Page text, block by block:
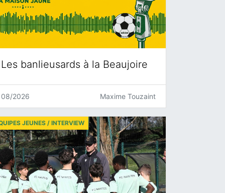
Les banlieusards à la Beaujoire
08/2026 Maxime Touzaint
JEUNES / INTERVIEW